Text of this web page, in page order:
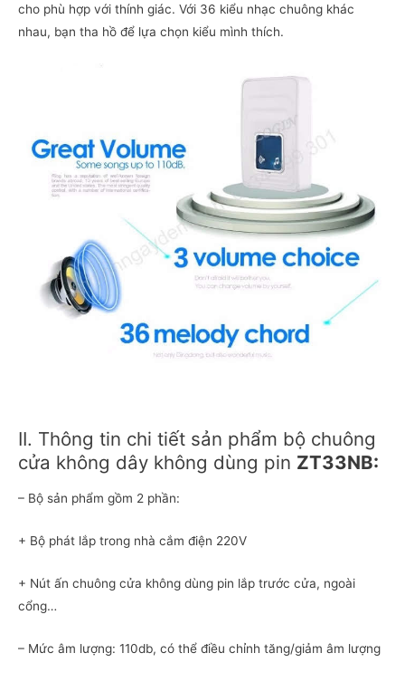
cho phù hợp với thính giác. Với 36 kiểu nhạc chuông khác
nhau, bạn tha hồ để lựa chọn kiểu mình thích.
II. Thông tin chi tiết sản phẩm bộ chuông
cửa không dây không dùng pin ZT33NB:
– Bộ sản phẩm gồm 2 phần:
+ Bộ phát lắp trong nhà cắm điện 220V
+ Nút ấn chuông cửa không dùng pin lắp trước cửa, ngoài
cổng…
– Mức âm lượng: 110db, có thể điều chỉnh tăng/giảm âm lượng